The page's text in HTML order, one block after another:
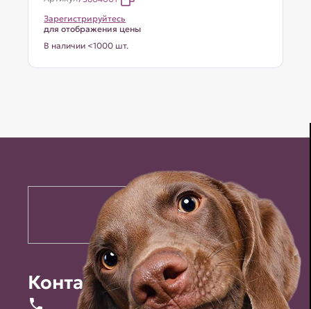
Зарегистрируйтесь
для отображения цены
В наличии <1000 шт.
Контакты